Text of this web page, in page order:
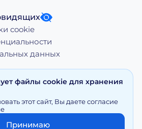
cookie
данных
размещенных на moy-
с письменного разрешения
файлы cookie для хранения
этот сайт, Вы даете согласие
Принимаю